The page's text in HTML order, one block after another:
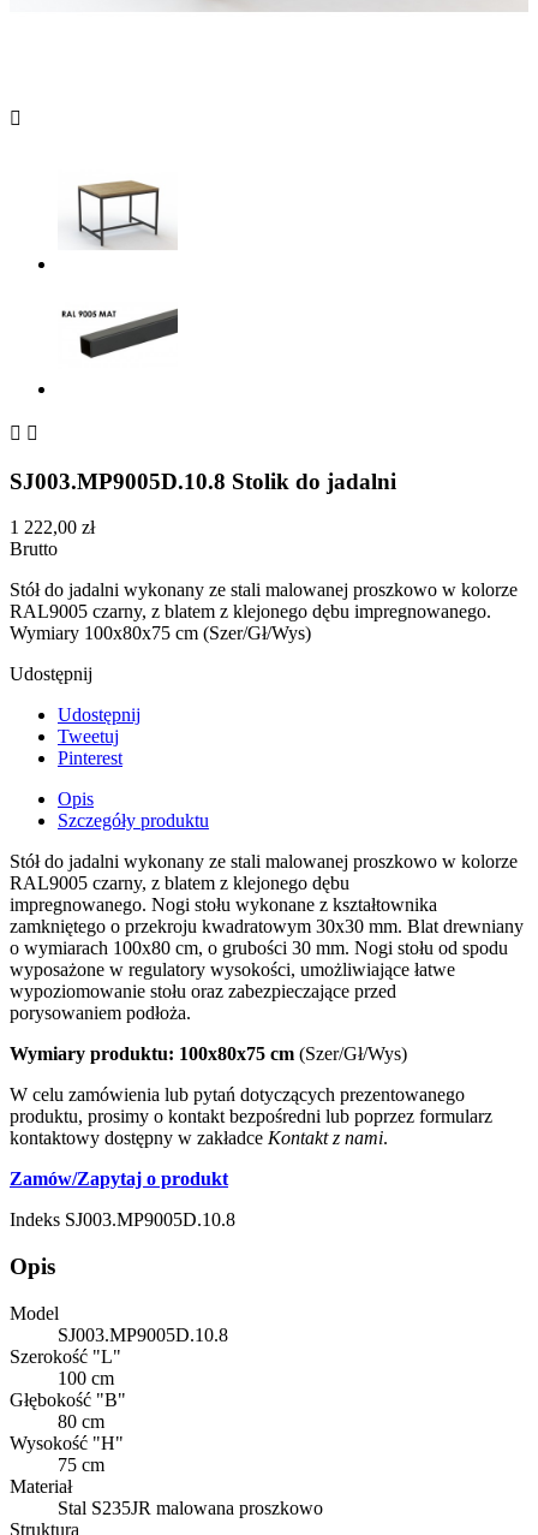

 
SJ003.MP9005D.10.8 Stolik do jadalni
1 222,00 zł
Brutto
Stół do jadalni wykonany ze stali malowanej proszkowo w kolorze
RAL9005 czarny, z blatem z klejonego dębu impregnowanego.
Wymiary 100x80x75 cm (Szer/Gł/Wys)
Udostępnij
Udostępnij
Tweetuj
Pinterest
Opis
Szczegóły produktu
Stół do jadalni wykonany ze stali malowanej proszkowo w kolorze
RAL9005 czarny, z blatem z klejonego dębu
impregnowanego. Nogi stołu wykonane z kształtownika
zamkniętego o przekroju kwadratowym 30x30 mm. Blat drewniany
o wymiarach 100x80 cm, o grubości 30 mm. Nogi stołu od spodu
wyposażone w regulatory wysokości, umożliwiające łatwe
wypoziomowanie stołu oraz zabezpieczające przed
porysowaniem podłoża.
Wymiary produktu: 100x80x75 cm (Szer/Gł/Wys)
W celu zamówienia lub pytań dotyczących prezentowanego
produktu, prosimy o kontakt bezpośredni lub poprzez formularz
kontaktowy dostępny w zakładce Kontakt z nami.
Zamów/Zapytaj o produkt
Indeks SJ003.MP9005D.10.8
Opis
Model
SJ003.MP9005D.10.8
Szerokość "L"
100 cm
Głębokość "B"
80 cm
Wysokość "H"
75 cm
Materiał
Stal S235JR malowana proszkowo
Struktura